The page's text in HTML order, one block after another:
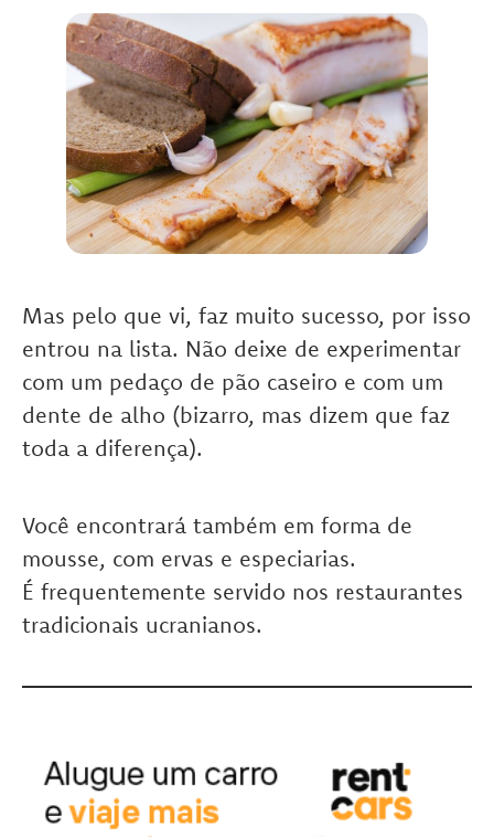
Mas pelo que vi, faz muito sucesso, por isso
entrou na lista. Não deixe de experimentar
com um pedaço de pão caseiro e com um
dente de alho (bizarro, mas dizem que faz
toda a diferença).
Você encontrará também em forma de
mousse, com ervas e especiarias.
É frequentemente servido nos restaurantes
tradicionais ucranianos.